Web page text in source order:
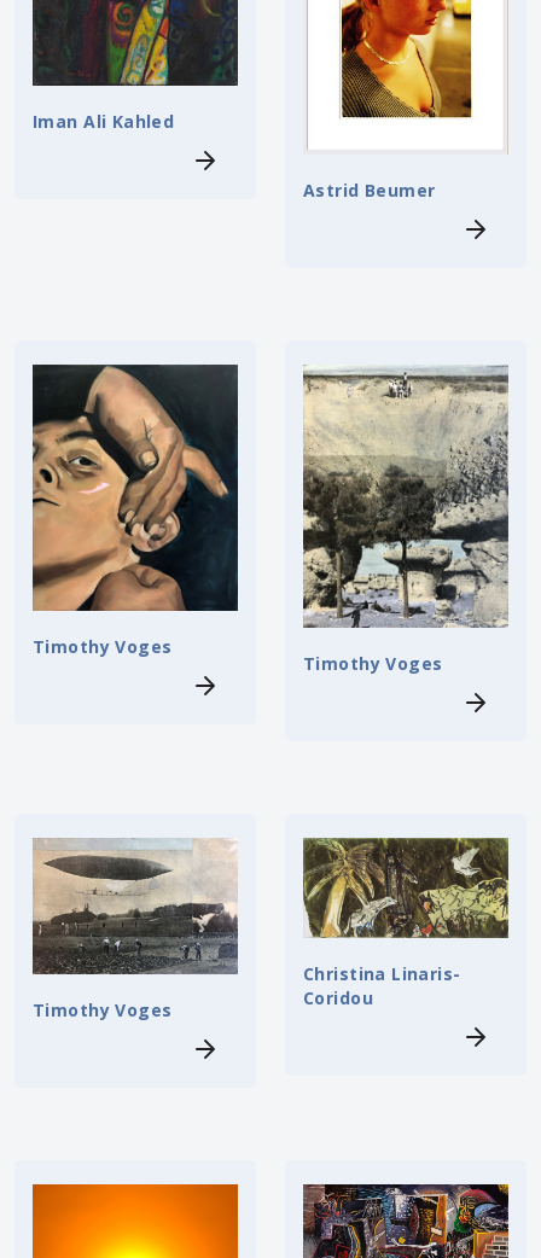
Iman Ali Kahled
Astrid Beumer
Timothy Voges
Timothy Voges
Timothy Voges
Christina Linaris-
Coridou